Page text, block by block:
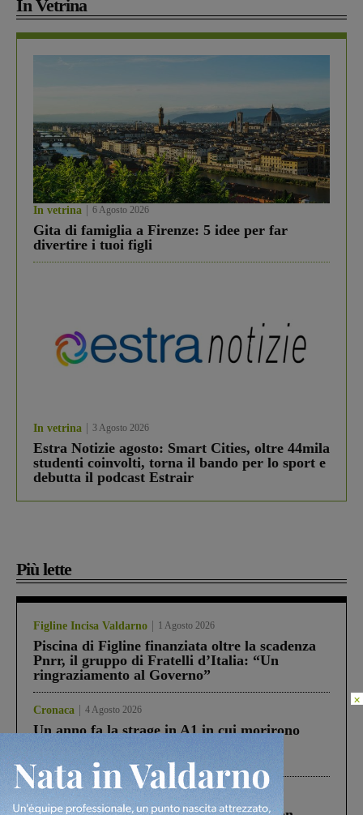
In Vetrina
In vetrina 6 Agosto 2026
Gita di famiglia a Firenze: 5 idee per far
divertire i tuoi figli
In vetrina 3 Agosto 2026
Estra Notizie agosto: Smart Cities, oltre 44mila
studenti coinvolti, torna il bando per lo sport e
debutta il podcast Estrair
Più lette
Figline Incisa Valdarno 1 Agosto 2026
Piscina di Figline finanziata oltre la scadenza
Pnrr, il gruppo di Fratelli d’Italia: “Un
ringraziamento al Governo”
Cronaca 4 Agosto 2026
Un anno fa la strage in A1 in cui morirono
processo, lo stop ai sorpassi fra tir....
Cronaca 3 Agosto 2026
×